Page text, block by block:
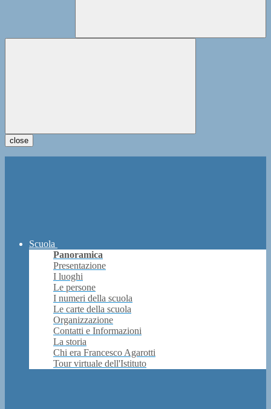
close
Scuola
Panoramica
Presentazione
I luoghi
Le persone
I numeri della scuola
Le carte della scuola
Organizzazione
Contatti e Informazioni
La storia
Chi era Francesco Agarotti
Tour virtuale dell'Istituto